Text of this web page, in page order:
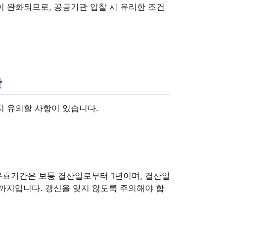
완화되므로, 공공기관 입찰 시 유리한 조건
유의할 사항이 있습니다.
기간은 보통 결산일로부터 1년이며, 결산일
지입니다. 갱신을 잊지 않도록 주의해야 합